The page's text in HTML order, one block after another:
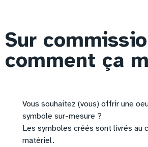
Sur
comment ça
Vous souhaitez (vous) offrir une
symbole sur-mesure ?
Les symboles créés sont livrés au
matériel.